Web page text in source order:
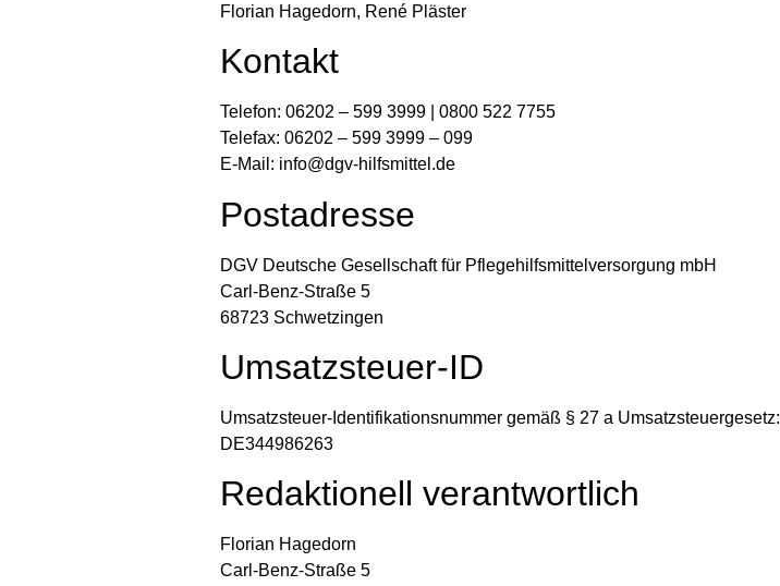
Florian Hagedorn, René Pläster
Kontakt
Telefon: 06202 – 599 3999 | 0800 522 7755
Telefax: 06202 – 599 3999 – 099
E-Mail: info@dgv-hilfsmittel.de
Postadresse
DGV Deutsche Gesellschaft für Pflegehilfsmittelversorgung mbH
Carl-Benz-Straße 5
68723 Schwetzingen
Umsatzsteuer-ID
Umsatzsteuer-Identifikationsnummer gemäß § 27 a Umsatzsteuergesetz:
DE344986263
Redaktionell verantwortlich
Florian Hagedorn
Carl-Benz-Straße 5